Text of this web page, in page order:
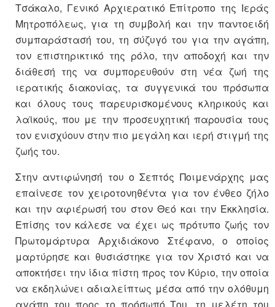
Τσάκαλο, Γενικό Αρχιερατικό Επίτροπο της Ιεράς
Μητροπόλεως, για τη συμβολή και την παντοειδή
συμπαράστασή του, τη σύζυγό του για την αγάπη,
τον επιστηρικτικό της ρόλο, την αποδοχή και την
διάθεσή της να συμπορευθούν στη νέα ζωή της
ιερατικής διακονίας, τα συγγενικά του πρόσωπα
και όλους τους παρευρισκομένους κληρικούς και
λαϊκούς, που με την προσευχητική παρουσία τους
τον ενισχύουν στην πιο μεγάλη και ιερή στιγμή της
ζωής του.
Στην αντιφώνησή του ο Σεπτός Ποιμενάρχης μας
επαίνεσε τον χειροτονηθέντα για τον ένθεο ζήλο
και την αφιέρωσή του στον Θεό και την Εκκλησία.
Επίσης τον κάλεσε να έχει ως πρότυπο ζωής τον
Πρωτομάρτυρα Αρχιδιάκονο Στέφανο, ο οποίος
μαρτύρησε και θυσιάστηκε για τον Χριστό και να
αποκτήσει την ίδια πίστη προς τον Κύριο, την οποία
να εκδηλώνει αδιαλείπτως μέσα από την ολόθυμη